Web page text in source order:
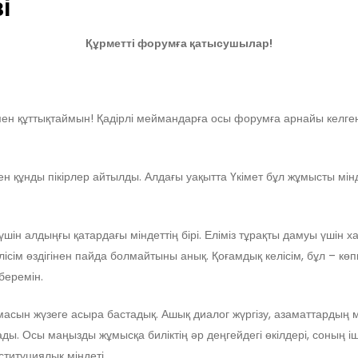
Құрметті форумға қатысушылар!
Қадірлі меймандарға осы форумға арнайы
пікірлер айтылды. Алдағы уақытта Үкімет бұл жұмысты
алдыңғы қатардағы міндеттің бірі. Еліміз тұрақты дамуы үшін
өздігінен пайда болмайтыны анық. Қоғамдық келісім, бұл –
жүзеге асыра бастадық. Ашық диалог жүргізу,
Осы маңызды жұмысқа биліктің әр деңгейдегі өкілдері, соның